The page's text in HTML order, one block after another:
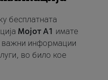
бесплатната
Мојот A1 имате
важни информации
во било кое